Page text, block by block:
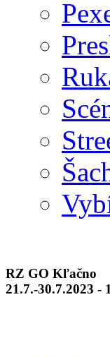
RZ GO Kľačno
21.7.-30.7.2023 -